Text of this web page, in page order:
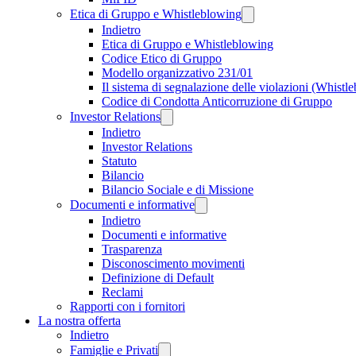
Etica di Gruppo e Whistleblowing
Indietro
Etica di Gruppo e Whistleblowing
Codice Etico di Gruppo
Modello organizzativo 231/01
Il sistema di segnalazione delle violazioni
Codice di Condotta Anticorruzione di Gruppo
Investor Relations
Indietro
Investor Relations
Statuto
Bilancio
Bilancio Sociale e di Missione
Documenti e informative
Indietro
Documenti e informative
Trasparenza
Disconoscimento movimenti
Definizione di Default
Reclami
Rapporti con i fornitori
La nostra offerta
Indietro
Famiglie e Privati